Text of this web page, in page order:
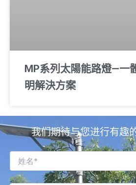
MP系列太陽能路燈—一
明解決方案
我们期待与您进行有趣